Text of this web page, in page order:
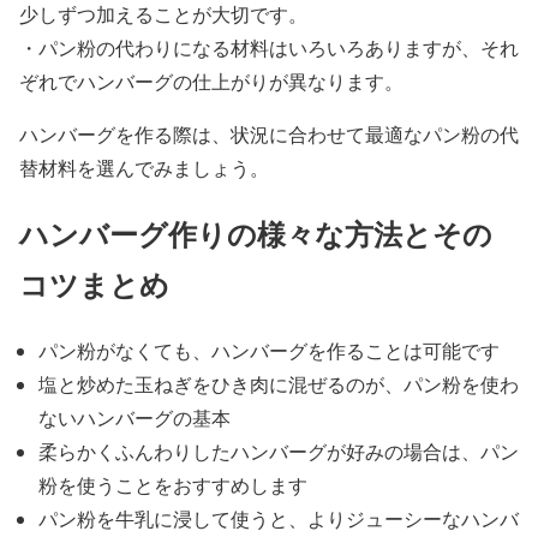
少しずつ加えることが大切です。
・パン粉の代わりになる材料はいろいろありますが、それ
ぞれでハンバーグの仕上がりが異なります。
ハンバーグを作る際は、状況に合わせて最適なパン粉の代
替材料を選んでみましょう。
ハンバーグ作りの様々な方法とその
コツまとめ
パン粉がなくても、ハンバーグを作ることは可能です
塩と炒めた玉ねぎをひき肉に混ぜるのが、パン粉を使わ
ないハンバーグの基本
柔らかくふんわりしたハンバーグが好みの場合は、パン
粉を使うことをおすすめします
パン粉を牛乳に浸して使うと、よりジューシーなハンバ